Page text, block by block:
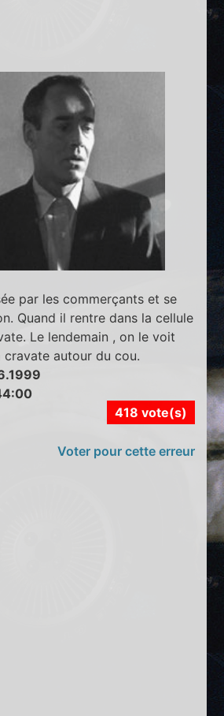
par les commerçants et se
Quand il rentre dans la cellule
Le lendemain , on le voit
autour du cou.
418 vote(s)
Voter pour cette erreur